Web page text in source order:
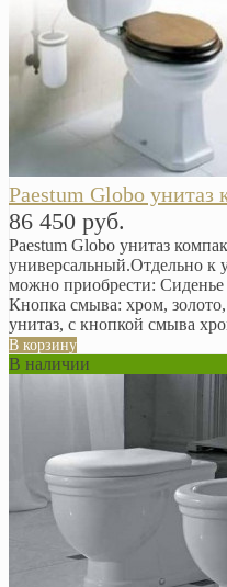
Paestum Globo унитаз
86 450 руб.
Paestum Globo унитаз
универсальный. ​Отдельно к
можно приобрести:
Кнопка смыва: хром,
унитаз, с кнопкой смыва
В корзину
В наличии